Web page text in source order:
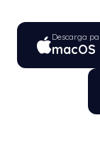
Descarga
macOS